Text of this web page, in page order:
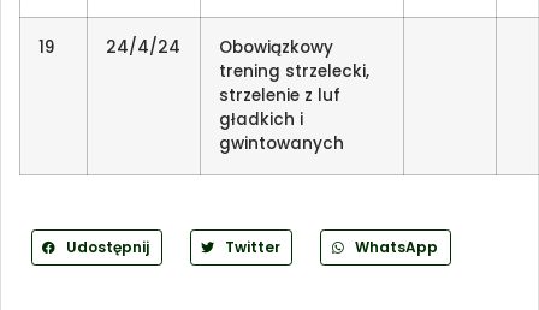
19 24/4/24
Obowiązkowy
trening strzelecki,
strzelenie z luf
gładkich i
gwintowanych
Udostępnij Twitter WhatsApp